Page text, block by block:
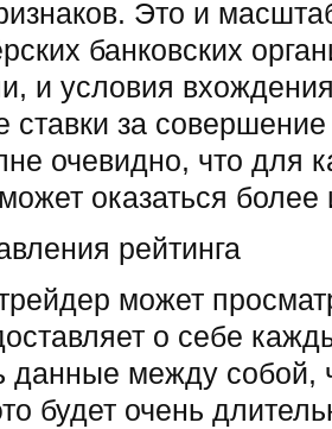
Это и
банковских
и условия
ставки за
очевидно, что для
оказаться
рейтинга
может
о себе
данные между собой,
будет очень